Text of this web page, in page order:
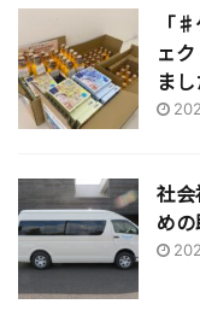
「
ェ
まし
社
めの